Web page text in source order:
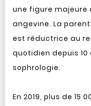
une figure majeure
angevine. La
est réductrice au
quotidien depuis
sophrologie.
En 2019, plus de 15